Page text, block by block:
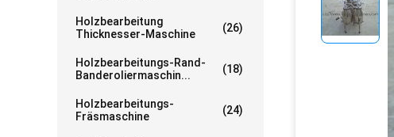
Holzbearbeitung
Thicknesser-Maschine
(26)
Holzbearbeitungs-Rand-
Banderoliermaschin...
(18)
Holzbearbeitungs-
Fräsmaschine
(24)